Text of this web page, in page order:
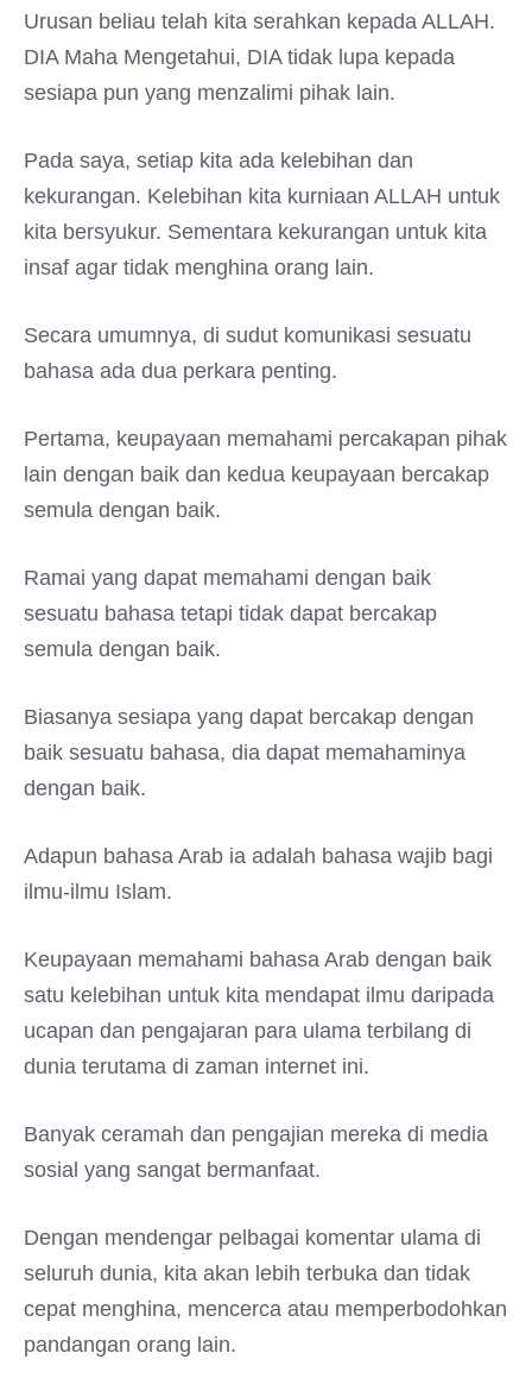
Urusan beliau telah kita serahkan kepada ALLAH.
DIA Maha Mengetahui, DIA tidak lupa kepada
sesiapa pun yang menzalimi pihak lain.
Pada saya, setiap kita ada kelebihan dan
kekurangan. Kelebihan kita kurniaan ALLAH untuk
kita bersyukur. Sementara kekurangan untuk kita
insaf agar tidak menghina orang lain.
Secara umumnya, di sudut komunikasi sesuatu
bahasa ada dua perkara penting.
Pertama, keupayaan memahami percakapan pihak
lain dengan baik dan kedua keupayaan bercakap
semula dengan baik.
Ramai yang dapat memahami dengan baik
sesuatu bahasa tetapi tidak dapat bercakap
semula dengan baik.
Biasanya sesiapa yang dapat bercakap dengan
baik sesuatu bahasa, dia dapat memahaminya
dengan baik.
Adapun bahasa Arab ia adalah bahasa wajib bagi
ilmu-ilmu Islam.
Keupayaan memahami bahasa Arab dengan baik
satu kelebihan untuk kita mendapat ilmu daripada
ucapan dan pengajaran para ulama terbilang di
dunia terutama di zaman internet ini.
Banyak ceramah dan pengajian mereka di media
sosial yang sangat bermanfaat.
Dengan mendengar pelbagai komentar ulama di
seluruh dunia, kita akan lebih terbuka dan tidak
cepat menghina, mencerca atau memperbodohkan
pandangan orang lain.